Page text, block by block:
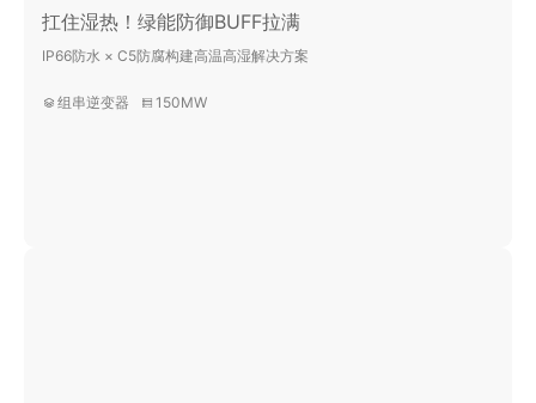
扛住湿热！绿能防御BUFF拉满
IP66防水 × C5防腐构建高温高湿解决方案
组串逆变器 150MW